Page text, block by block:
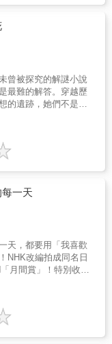
，最終雙腳麻痺，哪
意忍受哪一種孤
一的標準答案，一路
、有用人脈，最後只
人人不都是相信這一
大學的他卻宣稱：工
被開除就好，每天準
他是真的不願錯付多
突破系統的處世邏
司的電梯難題，為什
內年度MVP？是否，
著一個未竟的夢想？
值、平成的孩子還想
擇將一生埋進學術幽
轉，一張陳舊的合
命運，她們開始在歲
。原以為自己的傷痕
限制，當塵封的「青
女兒們才意識到無聲
暴，又是如何改變了
細膩筆觸凝視家族
作了第一部小說作
出一生守候」的探
深刻的解謎真相之
曾被探究的解謎小說
最難的解答。穿越歷
的遺跡，她們不是在
臺大教室相遇，他們
雲湧年代裡走向迥異
本，只留下名為「青
擇將一生埋進學術幽
轉，一張陳舊的合
命運，她們開始在歲
。原以為自己的傷痕
限制，當塵封的「青
女兒們才意識到無聲
暴，又是如何改變了
細膩筆觸凝視家族
作了第一部小說作
出一生守候」的探
深刻的解謎真相之
每一天
天，都要用「我喜歡
NHK改編拍成同名日
月間賞」！特別收錄
？疲憊時，它帶來療
；充滿幹勁時，它賦
Blanche」